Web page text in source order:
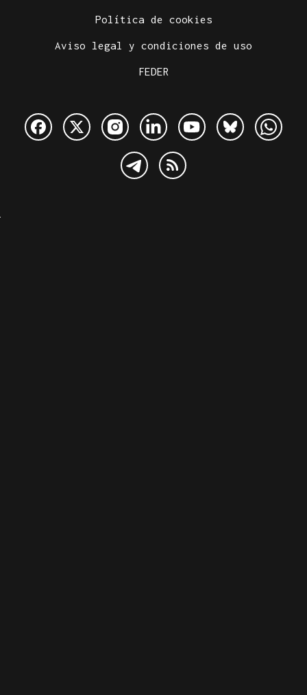
Política de cookies
Aviso legal y condiciones de uso
FEDER